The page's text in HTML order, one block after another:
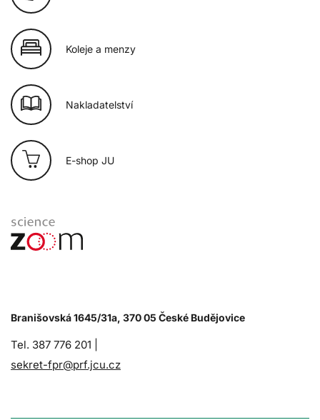
Koleje a menzy
Nakladatelství
E-shop JU
Branišovská 1645/31a, 370 05 České Budějovice
Tel. 387 776 201 |
sekret-fpr@prf.jcu.cz